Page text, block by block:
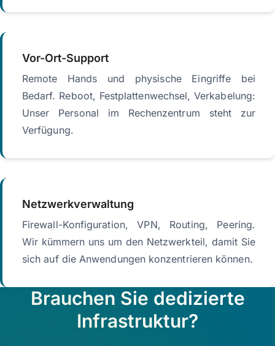
Vor-Ort-Support
Remote Hands und physische Eingriffe bei
Bedarf. Reboot, Festplattenwechsel, Verkabelung:
Unser Personal im Rechenzentrum steht zur
Verfügung.
Netzwerkverwaltung
Firewall-Konfiguration, VPN, Routing, Peering.
Wir kümmern uns um den Netzwerkteil, damit Sie
sich auf die Anwendungen konzentrieren können.
Brauchen Sie dedizierte
Infrastruktur?